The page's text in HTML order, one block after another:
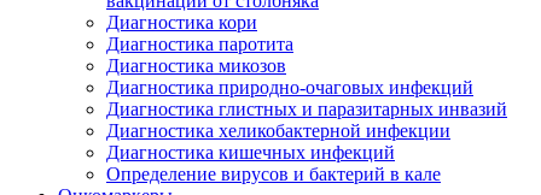
Диагностика кори
Диагностика паротита
Диагностика микозов
Диагностика природно-очаговых инфекций
Диагностика глистных и паразитарных инвазий
Диагностика хеликобактерной инфекции
Диагностика кишечных инфекций
Определение вирусов и бактерий в кале